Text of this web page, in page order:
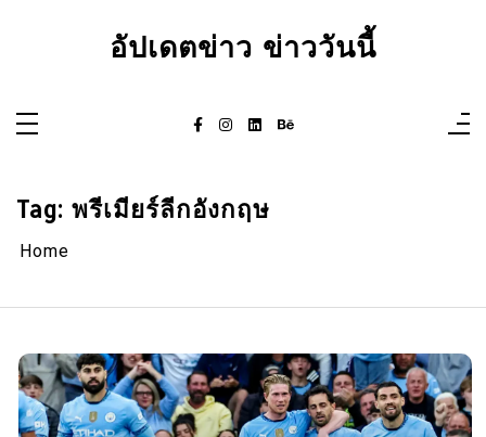
อัปเดตข่าว ข่าววันนี้
Tag: พรีเมียร์ลีกอังกฤษ
Home